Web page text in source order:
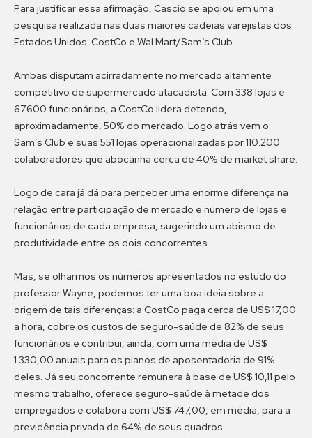
Para justificar essa afirmação, Cascio se apoiou em uma
pesquisa realizada nas duas maiores cadeias varejistas dos
Estados Unidos: CostCo e Wal Mart/Sam’s Club.
Ambas disputam acirradamente no mercado altamente
competitivo de supermercado atacadista. Com 338 lojas e
67.600 funcionários, a CostCo lidera detendo,
aproximadamente, 50% do mercado. Logo atrás vem o
Sam’s Club e suas 551 lojas operacionalizadas por 110.200
colaboradores que abocanha cerca de 40% de market share.
Logo de cara já dá para perceber uma enorme diferença na
relação entre participação de mercado e número de lojas e
funcionários de cada empresa, sugerindo um abismo de
produtividade entre os dois concorrentes.
Mas, se olharmos os números apresentados no estudo do
professor Wayne, podemos ter uma boa ideia sobre a
origem de tais diferenças: a CostCo paga cerca de US$ 17,00
a hora, cobre os custos de seguro-saúde de 82% de seus
funcionários e contribui, ainda, com uma média de US$
1.330,00 anuais para os planos de aposentadoria de 91%
deles. Já seu concorrente remunera à base de US$ 10,11 pelo
mesmo trabalho, oferece seguro-saúde à metade dos
empregados e colabora com US$ 747,00, em média, para a
previdência privada de 64% de seus quadros.